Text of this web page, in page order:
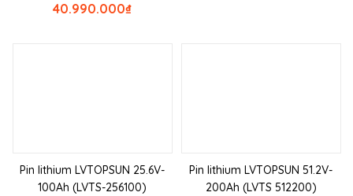
₫
40.990.000
Pin lithium LVTOPSUN 25.6V-
100Ah (LVTS-256100)
Pin lithium LVTOPSUN 51.2V-
200Ah (LVTS 512200)